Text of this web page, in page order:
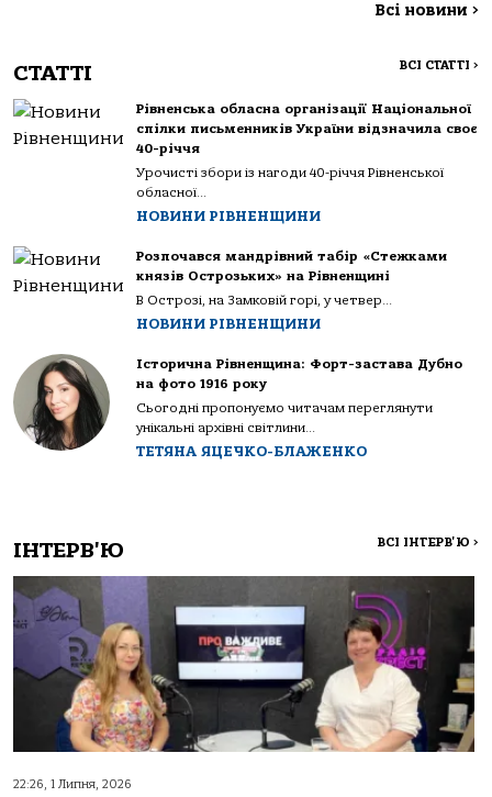
Всі новини >
СТАТТІ ВСІ СТАТТІ >
Рівненська обласна організації Національної
спілки письменників України відзначила своє
40-річчя
Урочисті збори із нагоди 40-річчя Рівненської
обласної...
НОВИНИ РІВНЕНЩИНИ
Розпочався мандрівний табір «Стежками
князів Острозьких» на Рівненщині
В Острозі, на Замковій горі, у четвер...
НОВИНИ РІВНЕНЩИНИ
Історична Рівненщина: Форт-застава Дубно
на фото 1916 року
Сьогодні пропонуємо читачам переглянути
унікальні архівні світлини...
ТЕТЯНА ЯЦЕЧКО-БЛАЖЕНКО
ІНТЕРВ'Ю ВСІ ІНТЕРВ'Ю >
22:26, 1 Липня, 2026